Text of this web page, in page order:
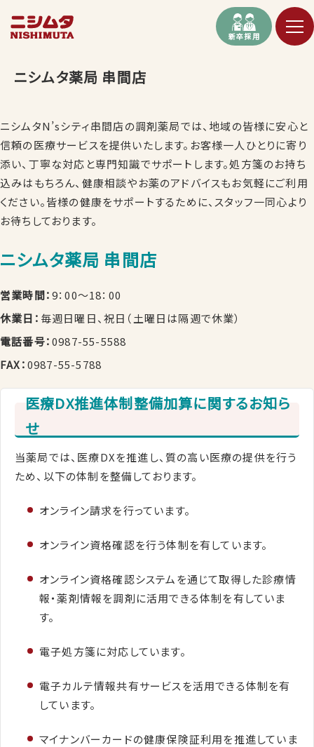
新卒採用
ニシムタ薬局 串間店
ニシムタN’sシティ串間店の調剤薬局では、地域の皆様に安心と
信頼の医療サービスを提供いたします。お客様一人ひとりに寄り
添い、丁寧な対応と専門知識でサポートします。処方箋のお持ち
込みはもちろん、健康相談やお薬のアドバイスもお気軽にご利用
ください。皆様の健康をサポートするために、スタッフ一同心より
お待ちしております。
ニシムタ薬局 串間店
営業時間：9：00～18：00
休業日： 毎週日曜日、祝日（土曜日は隔週で休業）
電話番号：0987-55-5588
FAX：0987-55-5788
医療DX推進体制整備加算に関するお知ら
せ
当薬局では、医療DXを推進し、質の高い医療の提供を行う
ため、以下の体制を整備しております。
オンライン請求を行っています。
オンライン資格確認を行う体制を有しています。
オンライン資格確認システムを通じて取得した診療情
報・薬剤情報を調剤に活用できる体制を有していま
す。
電子処方箋に対応しています。
電子カルテ情報共有サービスを活用できる体制を有
しています。
マイナンバーカードの健康保険証利用を推進していま